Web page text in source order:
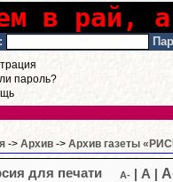
в рай,
пароль?
-> Архив -> Архив газеты
A- A